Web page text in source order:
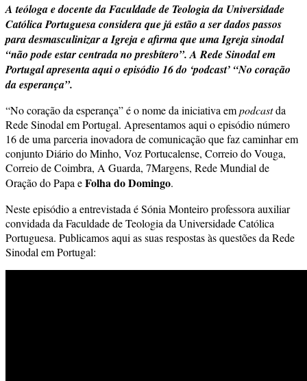
A teóloga e docente da Faculdade de Teologia da Universidade
Católica Portuguesa considera que já estão a ser dados passos
para desmasculinizar a Igreja e afirma que uma Igreja sinodal
“não pode estar centrada no presbítero”. A Rede Sinodal em
Portugal apresenta aqui o episódio 16 do ‘podcast’ “No coração
da esperança”.
“No coração da esperança” é o nome da iniciativa empodcastda
Rede Sinodal em Portugal. Apresentamos aqui o episódio número
16 de uma parceria inovadora de comunicação que faz caminhar em
conjunto Diário do Minho, Voz Portucalense, Correio do Vouga,
Correio de Coimbra, A Guarda, 7Margens, Rede Mundial de
Oração do Papa eFolha do Domingo.
Neste episódio a entrevistada é Sónia Monteiro professora auxiliar
convidada da Faculdade de Teologia da Universidade Católica
Portuguesa. Publicamos aqui as suas respostas às questões da Rede
Sinodal em Portugal: